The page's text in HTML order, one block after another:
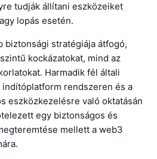
tudják állítani eszközeiket
lopás esetén.
biztonsági stratégiája átfogó,
kockázatokat, mind az
Harmadik fél általi
rendszeren és a
eszközkezelésre való oktatásán
egy biztonságos és
mellett a web3